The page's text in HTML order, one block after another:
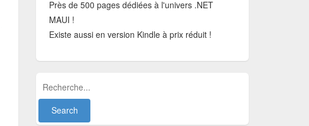
Près de 500 pages dédiées à l'univers .NET
MAUI !
Existe aussi en version Kindle à prix réduit !